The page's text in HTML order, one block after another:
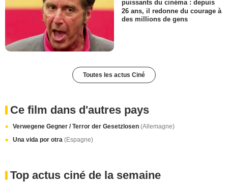
puissants du cinéma : depuis
26 ans, il redonne du courage à
des millions de gens
Toutes les actus Ciné
Ce film dans d'autres pays
Verwegene Gegner / Terror der Gesetzlosen (Allemagne)
Una vida por otra (Espagne)
Top actus ciné de la semaine